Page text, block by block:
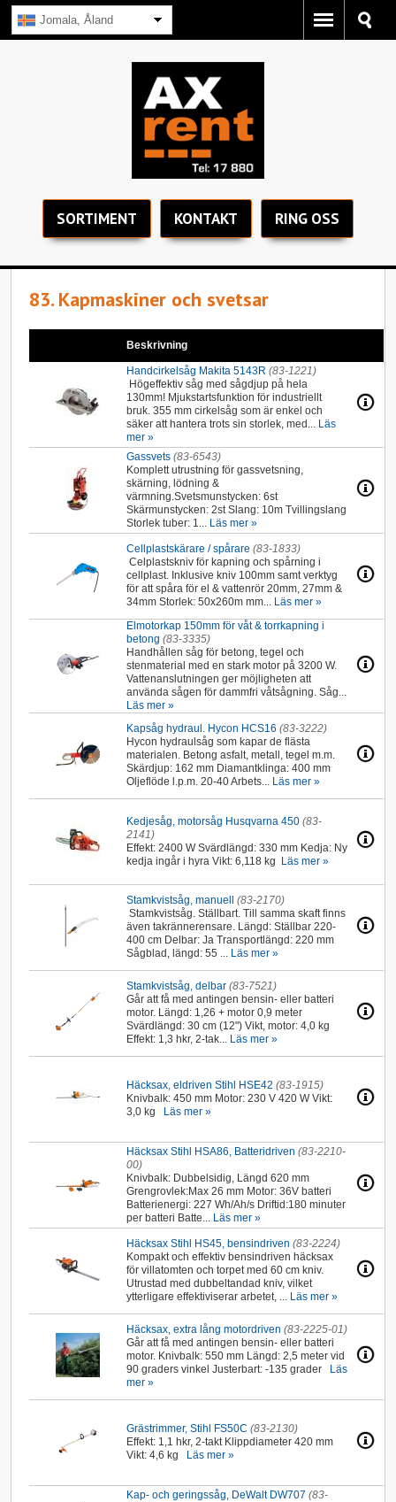
Jomala, Åland
SORTIMENT KONTAKT RING OSS
83. Kapmaskiner och svetsar
Beskrivning
Handcirkelsåg Makita 5143R (83-1221)
Högeffektiv såg med sågdjup på hela
130mm! Mjukstartsfunktion för industriellt
bruk. 355 mm cirkelsåg som är enkel och
säker att hantera trots sin storlek, med... Läs
mer »
Gassvets (83-6543)
Komplett utrustning för gassvetsning,
skärning, lödning &
värmning.Svetsmunstycken: 6st
Skärmunstycken: 2st Slang: 10m Tvillingslang
Storlek tuber: 1... Läs mer »
Cellplastskärare / spårare (83-1833)
Celplastskniv för kapning och spårning i
cellplast. Inklusive kniv 100mm samt verktyg
för att spåra för el & vattenrör 20mm, 27mm &
34mm Storlek: 50x260m mm... Läs mer »
Elmotorkap 150mm för våt & torrkapning i
betong (83-3335)
Handhållen såg för betong, tegel och
stenmaterial med en stark motor på 3200 W.
Vattenanslutningen ger möjligheten att
använda sågen för dammfri våtsågning. Såg...
Läs mer »
Kapsåg hydraul. Hycon HCS16 (83-3222)
Hycon hydraulsåg som kapar de flästa
materialen. Betong asfalt, metall, tegel m.m.
Skärdjup: 162 mm Diamantklinga: 400 mm
Oljeflöde l.p.m. 20-40 Arbets... Läs mer »
Kedjesåg, motorsåg Husqvarna 450 (83-
2141)
Effekt: 2400 W Svärdlängd: 330 mm Kedja: Ny
kedja ingår i hyra Vikt: 6,118 kg
Läs mer »
Stamkvistsåg, manuell
(83-2170)
Stamkvistsåg. Ställbart. Till samma skaft finns
även takrännerensare. Längd: Ställbar 220-
400 cm Delbar: Ja Transportlängd: 220 mm
Sågblad, längd: 55 ... Läs mer »
Stamkvistsåg, delbar (83-7521)
Går att få med antingen bensin- eller batteri
motor. Längd: 1,26 + motor 0,9 meter
Svärdlängd: 30 cm (12") Vikt, motor: 4,0 kg
Effekt: 1,3 hkr, 2-tak... Läs mer »
Häcksax, eldriven Stihl HSE42 (83-1915)
Knivbalk: 450 mm Motor: 230 V 420 W Vikt:
3,0 kg
Läs mer »
Häcksax Stihl HSA86, Batteridriven (83-2210-
00)
Knivbalk: Dubbelsidig, Längd 620 mm
Grengrovlek:Max 26 mm Motor: 36V batteri
Batterienergi: 227 Wh/Ah/s Driftid:180 minuter
per batteri Batte... Läs mer »
Häcksax Stihl HS45, bensindriven (83-2224)
Kompakt och effektiv bensindriven häcksax
för villatomten och torpet med 60 cm kniv.
Utrustad med dubbeltandad kniv, vilket
ytterligare effektiviserar arbetet, ... Läs mer »
Häcksax, extra lång motordriven (83-2225-01)
Går att få med antingen bensin- eller batteri
motor. Knivbalk: 550 mm Längd: 2,5 meter vid
90 graders vinkel Justerbart: -135 grader
Läs
mer »
Grästrimmer, Stihl FS50C (83-2130)
Effekt: 1,1 hkr, 2-takt Klippdiameter 420 mm
Vikt: 4,6 kg
Läs mer »
Kap- och geringssåg, DeWalt DW707 (83-